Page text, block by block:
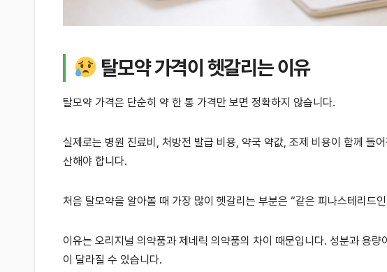
탈모약 가격이 헷갈리는 이유
탈모약 가격은 단순히 약 한 통 가격만 보면 정확하지 않습니다.
실제로는 병원 진료비, 처방전 발급 비용, 약국 약값, 조제 비용이 함께 들
산해야 합니다.
처음 탈모약을 알아볼 때 가장 많이 헷갈리는 부분은 “같은 피나스테리드
이유는 오리지널 의약품과 제네릭 의약품의 차이 때문입니다. 성분과 용
이 달라질 수 있습니다.